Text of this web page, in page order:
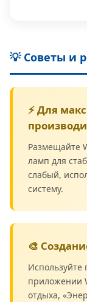
💡 Советы и
⚡ Для
Размещайте
ламп для
слабый,
систему.
🎨
Используйте
приложении
отдыха,